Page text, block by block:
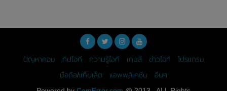
ปัญหาคอม ทิปไอที ความรู้ไอที เกมส์ ข่าวไอที
โปรแกรม
มือถือ/แท็บเล็ต
แอพพลิเคชั่น
อื่นๆ